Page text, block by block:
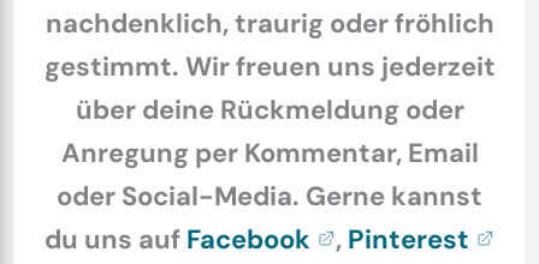
nachdenklich, traurig oder fröhlich
gestimmt. Wir freuen uns jederzeit
über deine Rückmeldung oder
Anregung per Kommentar, Email
oder Social-Media. Gerne kannst
du uns auf Facebook , Pinterest